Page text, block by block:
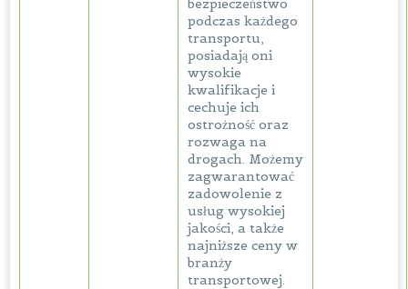
bezpieczeństwo
podczas każdego
transportu,
posiadają oni
wysokie
kwalifikacje i
cechuje ich
ostrożność oraz
rozwaga na
drogach. Możemy
zagwarantować
zadowolenie z
usług wysokiej
jakości, a także
najniższe ceny w
branży
transportowej.